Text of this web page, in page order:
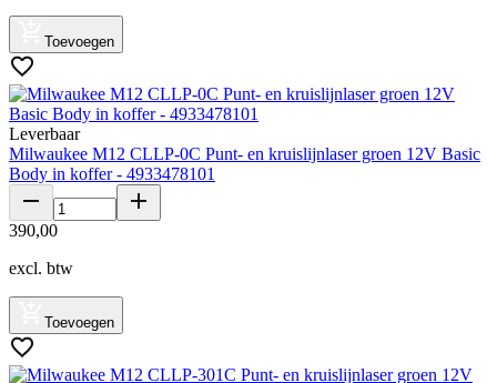
Toevoegen
Leverbaar
Milwaukee M12 CLLP-0C Punt- en kruislijnlaser groen 12V Basic
Body in koffer - 4933478101
390,00
excl. btw
Toevoegen